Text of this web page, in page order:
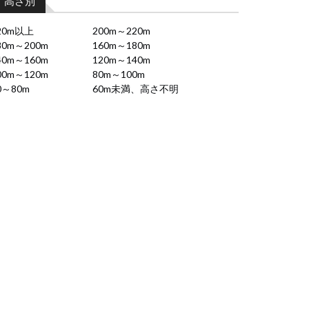
以上
200m～220m
～200m
160m～180m
～160m
120m～140m
～120m
80m～100m
80m
60m未満、高さ不明